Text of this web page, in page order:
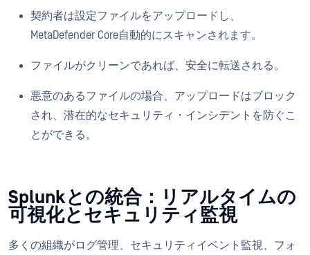
契約者は設定ファイルをアップロードし、
MetaDefender Core自動的にスキャンされます。
ファイルがクリーンであれば、安全に転送される。
悪意のあるファイルの場合、アップロードはブロック
され、潜在的なセキュリティ・インシデントを防ぐこ
とができる。
Splunkとの統合：リアルタイムの
可視化とセキュリティ監視
多くの組織がログ管理、セキュリティイベント監視、フォ